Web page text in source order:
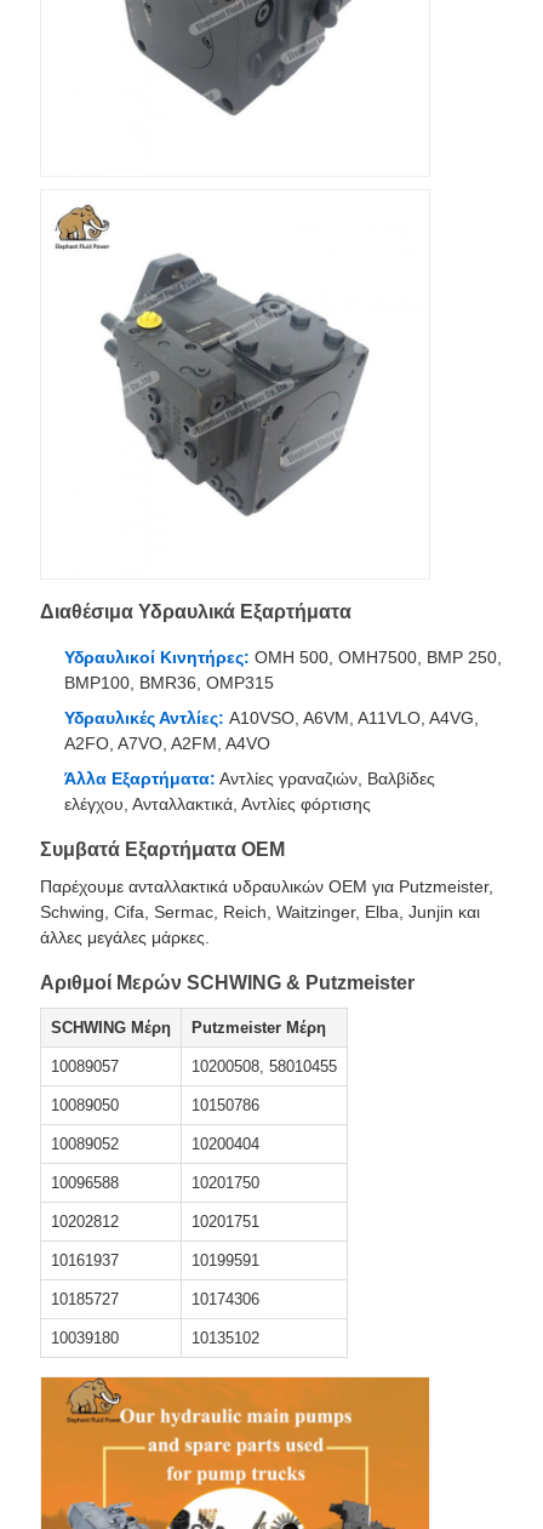
Διαθέσιμα Υδραυλικά Εξαρτήματα
Υδραυλικοί Κινητήρες: OMH 500, OMH7500, BMP 250,
BMP100, BMR36, OMP315
Υδραυλικές Αντλίες: A10VSO, A6VM, A11VLO, A4VG,
A2FO, A7VO, A2FM, A4VO
Άλλα Εξαρτήματα: Αντλίες γραναζιών, Βαλβίδες
ελέγχου, Ανταλλακτικά, Αντλίες φόρτισης
Συμβατά Εξαρτήματα OEM
Παρέχουμε ανταλλακτικά υδραυλικών OEM για Putzmeister,
Schwing, Cifa, Sermac, Reich, Waitzinger, Elba, Junjin και
άλλες μεγάλες μάρκες.
Αριθμοί Μερών SCHWING & Putzmeister
SCHWING Μέρη Putzmeister Μέρη
10089057 10200508, 58010455
10089050 10150786
10089052 10200404
10096588 10201750
10202812 10201751
10161937 10199591
10185727 10174306
10039180 10135102